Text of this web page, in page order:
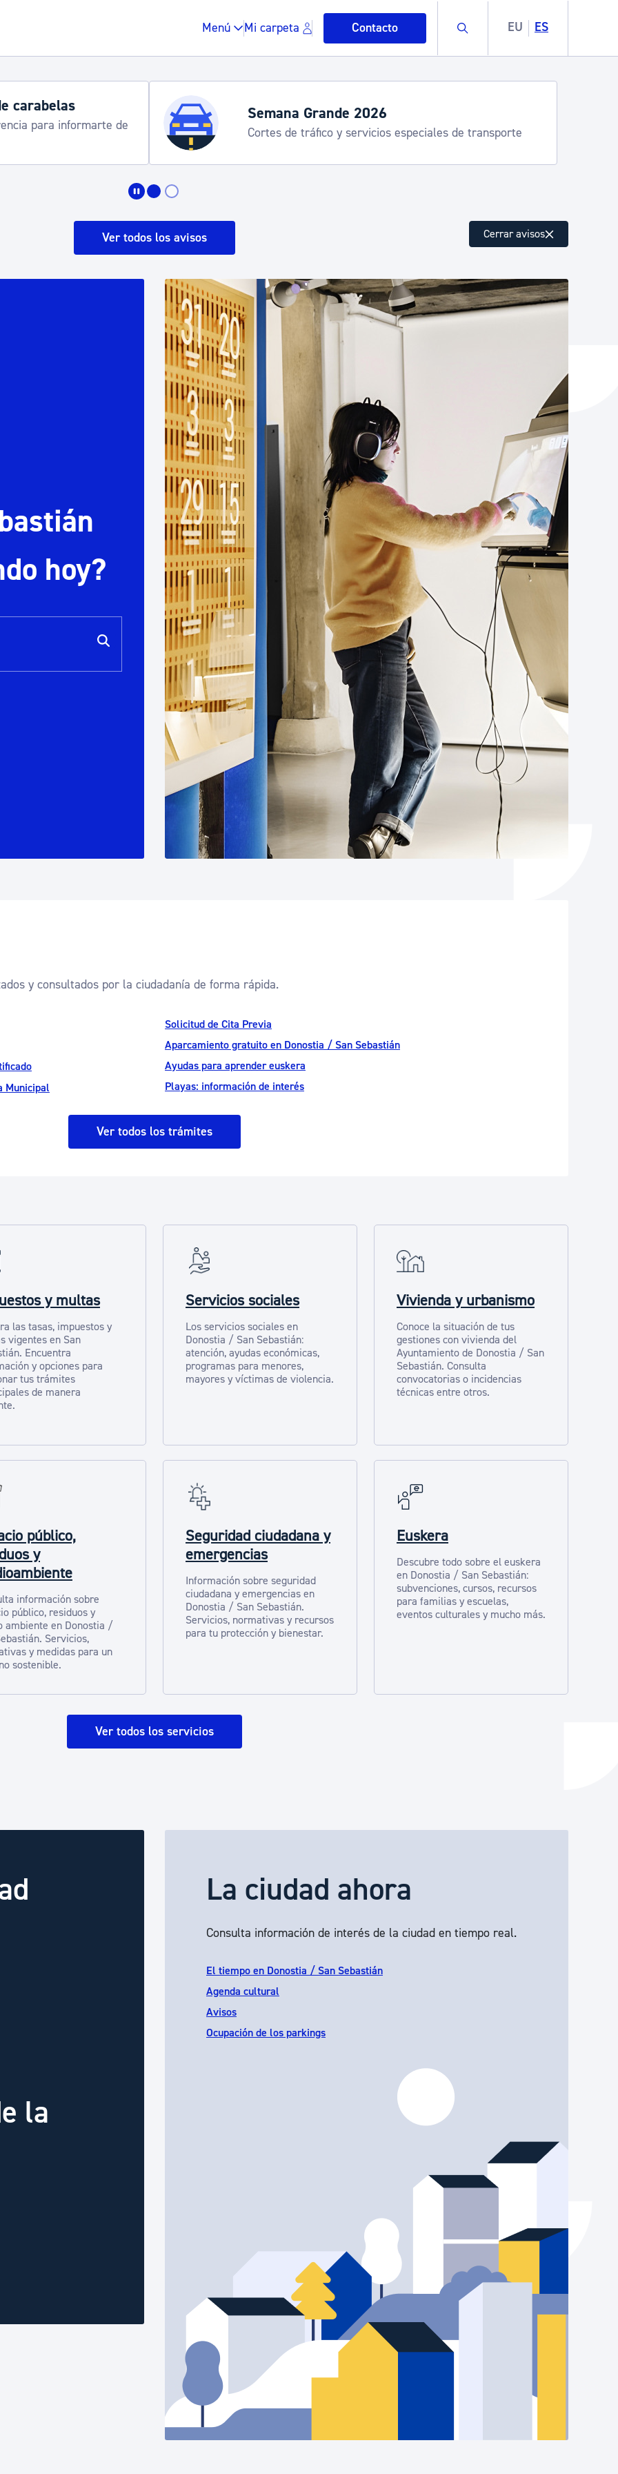
Menú Mi carpeta Contacto Buscar EU ES
Espacio público, residuos y medioambiente
Euskera
Desarrollo económico y empleo
Igualdad, Derechos Humanos y convivencia
Cultura
Turismo
Administración municipal
Tablón de anuncios oficiales
Calendario fiscal
Portal de transparencia
Catálogo de trámites
Ayuda a la tramitación
Horarios y servicios de verano
Udalinfo, Donostia Kirola, Donostia Kultura, San Telmo,
Urgull, Hondalea, Turismo
Ver todos los avisos Cerrar avisos
hoy?
y consultados por la ciudadanía de forma rápida.
Municipal
Solicitud de Cita Previa
Aparcamiento gratuito en Donostia / San Sebastián
Ayudas para aprender euskera
Playas: información de interés
Ver todos los trámites
y multas
las tasas, impuestos y
vigentes en San
Encuentra
y opciones para
tus trámites
de manera
Servicios sociales
Los servicios sociales en
Donostia / San Sebastián:
atención, ayudas económicas,
programas para menores,
mayores y víctimas de violencia.
Vivienda y urbanismo
Conoce la situación de tus
gestiones con vivienda del
Ayuntamiento de Donostia / San
Sebastián. Consulta
convocatorias o incidencias
técnicas entre otros.
público,
y
información sobre
público, residuos y
ambiente en Donostia /
Servicios,
y medidas para un
sostenible.
Seguridad ciudadana y
emergencias
Información sobre seguridad
ciudadana y emergencias en
Donostia / San Sebastián.
Servicios, normativas y recursos
para tu protección y bienestar.
Euskera
Descubre todo sobre el euskera
en Donostia / San Sebastián:
subvenciones, cursos, recursos
para familias y escuelas,
eventos culturales y mucho más.
Ver todos los servicios
la
La ciudad ahora
Consulta información de interés de la ciudad en tiempo real.
El tiempo en Donostia / San Sebastián
Agenda cultural
Avisos
Ocupación de los parkings